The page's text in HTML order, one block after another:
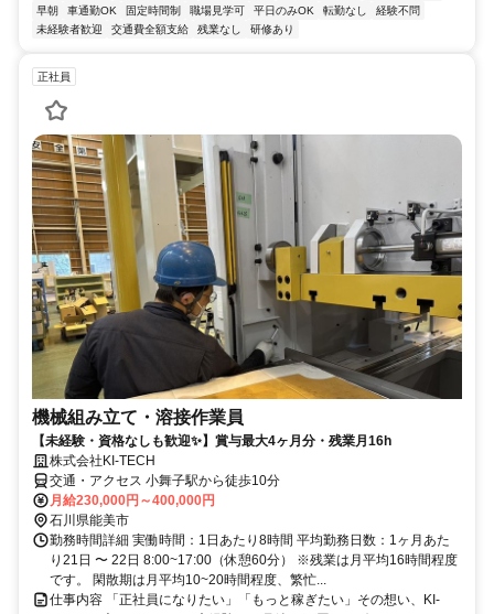
早朝
車通勤OK 固定時間制 職場見学可 平日のみOK 転勤なし
経験不問
未経験者歓迎
交通費全額支給 残業なし 研修あり
正社員
機械組み立て・溶接作業員
【未経験・資格なしも歓迎✨️】賞与最大4ヶ月分・残業月16h
株式会社KI-TECH
交通・アクセス 小舞子駅から徒歩10分
月給230,000円～400,000円
石川県能美市
勤務時間詳細 実働時間：1日あたり8時間 平均勤務日数：1ヶ月あた
り21日 〜 22日 8:00~17:00（休憩60分） ※残業は月平均16時間程度
です。 閑散期は月平均10~20時間程度、繁忙...
仕事内容 「正社員になりたい」「もっと稼ぎたい」その想い、KI-